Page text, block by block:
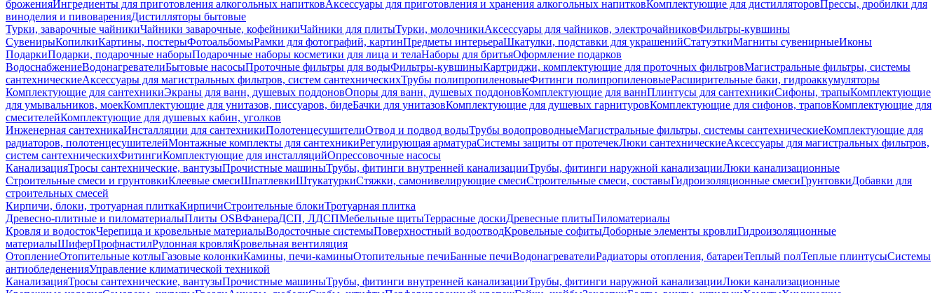
броженияИнгредиенты для приготовления алкогольных напитковАксессуары для приготовления и хранения алкогольных напитковКомплектующие для дистилляторовПрессы, дробилки для
виноделия и пивоваренияДистилляторы бытовые
Турки, заварочные чайникиЧайники заварочные, кофейникиЧайники для плитыТурки, молочникиАксессуары для чайников, электрочайниковФильтры-кувшины
СувенирыКопилкиКартины, постерыФотоальбомыРамки для фотографий, картинПредметы интерьераШкатулки, подставки для украшенийСтатуэткиМагниты сувенирныеИконы
ПодаркиПодарки, подарочные наборыПодарочные наборы косметики для лица и телаНаборы для бритьяОформление подарков
ВодоснабжениеВодонагревателиБытовые насосыПроточные фильтры для водыФильтры-кувшиныКартриджи, комплектующие для проточных фильтровМагистральные фильтры, системы
сантехническиеАксессуары для магистральных фильтров, систем сантехническихТрубы полипропиленовыеФитинги полипропиленовыеРасширительные баки, гидроаккумуляторы
Комплектующие для сантехникиЭкраны для ванн, душевых поддоновОпоры для ванн, душевых поддоновКомплектующие для ваннПлинтусы для сантехникиСифоны, трапыКомплектующие
для умывальников, моекКомплектующие для унитазов, писсуаров, бидеБачки для унитазовКомплектующие для душевых гарнитуровКомплектующие для сифонов, траповКомплектующие для
смесителейКомплектующие для душевых кабин, уголков
Инженерная сантехникаИнсталляции для сантехникиПолотенцесушителиОтвод и подвод водыТрубы водопроводныеМагистральные фильтры, системы сантехническиеКомплектующие для
радиаторов, полотенцесушителейМонтажные комплекты для сантехникиРегулирующая арматураСистемы защиты от протечекЛюки сантехническиеАксессуары для магистральных фильтров,
систем сантехническихФитингиКомплектующие для инсталляцийОпрессовочные насосы
КанализацияТросы сантехнические, вантузыПрочистные машиныТрубы, фитинги внутренней канализацииТрубы, фитинги наружной канализацииЛюки канализационные
Строительные смеси и грунтовкиКлеевые смесиШпатлевкиШтукатуркиСтяжки, самонивелирующие смесиСтроительные смеси, составыГидроизоляционные смесиГрунтовкиДобавки для
строительных смесей
Кирпичи, блоки, тротуарная плиткаКирпичиСтроительные блокиТротуарная плитка
Древесно-плитные и пиломатериалыПлиты OSBФанераДСП, ЛДСПМебельные щитыТеррасные доскиДревесные плитыПиломатериалы
Кровля и водостокЧерепица и кровельные материалыВодосточные системыПоверхностный водоотводКровельные софитыДоборные элементы кровлиГидроизоляционные
материалыШиферПрофнастилРулонная кровляКровельная вентиляция
ОтоплениеОтопительные котлыГазовые колонкиКамины, печи-каминыОтопительные печиБанные печиВодонагревателиРадиаторы отопления, батареиТеплый полТеплые плинтусыСистемы
антиобледененияУправление климатической техникой
КанализацияТросы сантехнические, вантузыПрочистные машиныТрубы, фитинги внутренней канализацииТрубы, фитинги наружной канализацииЛюки канализационные